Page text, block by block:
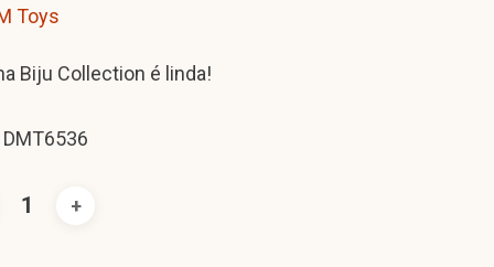
Toys
Biju Collection é linda!
DMT6536